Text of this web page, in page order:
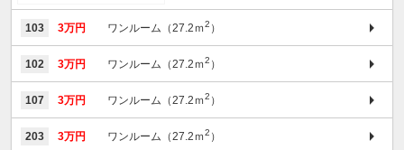
103 3万円 ワンルーム（27.2ｍ2 ）
102 3万円 ワンルーム（27.2ｍ2 ）
107 3万円 ワンルーム（27.2ｍ2 ）
203 3万円 ワンルーム（27.2ｍ2 ）